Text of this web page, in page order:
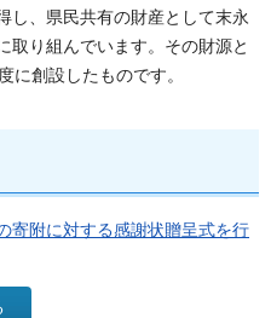
し、県民共有の財産として末永
取り組んでいます。その財源と
に創設したものです。
寄附に対する感謝状贈呈式を行